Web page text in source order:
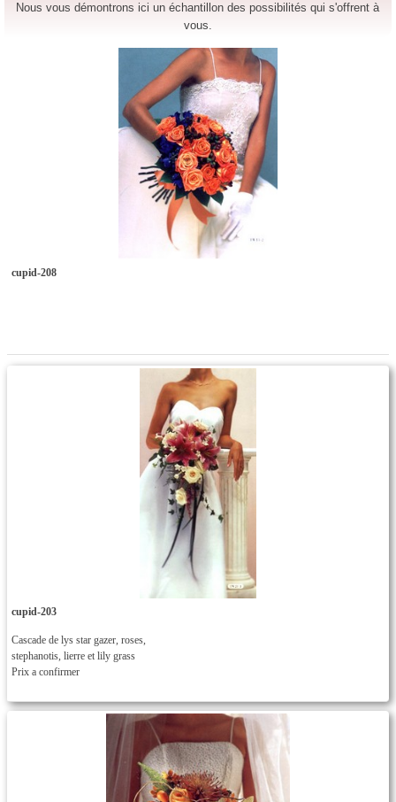
Nous vous démontrons ici un échantillon des possibilités qui s'offrent à
vous.
cupid-208
cupid-203
Cascade de lys star gazer, roses,
stephanotis, lierre et lily grass
Prix a confirmer